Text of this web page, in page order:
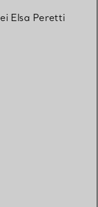
Elsa Peretti